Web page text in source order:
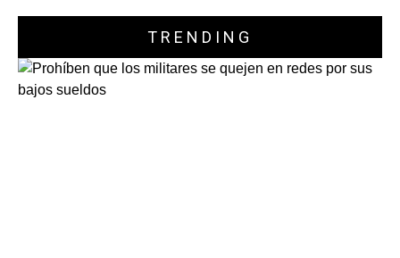
TRENDING